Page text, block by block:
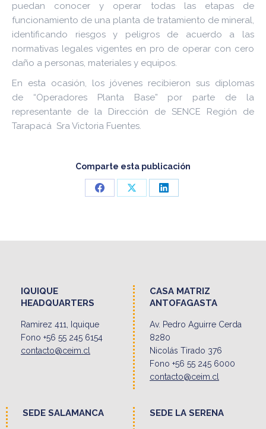
puedan conocer y operar todas las etapas de
funcionamiento de una planta de tratamiento de mineral,
identificando riesgos y peligros de acuerdo a las
normativas legales vigentes en pro de operar con cero
daño a personas, materiales y equipos.
En esta ocasión, los jóvenes recibieron sus diplomas
de “Operadores Planta Base” por parte de la
representante de la Dirección de SENCE Región de
Tarapacá Sra Victoria Fuentes.
Comparte esta publicación
Share
Share
Share
IQUIQUE
HEADQUARTERS
Ramirez 411, Iquique
Fono +56 55 245 6154
contacto@ceim.cl
CASA MATRIZ
ANTOFAGASTA
Av. Pedro Aguirre Cerda
8280
Nicolás Tirado 376
Fono +56 55 245 6000
contacto@ceim.cl
SEDE SALAMANCA SEDE LA SERENA